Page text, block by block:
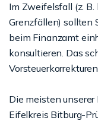
Im Zweifelsfall (z.
Grenzfällen) sollten
beim Finanzamt
konsultieren. Das
Die meisten
Eifelkreis Bitburg-